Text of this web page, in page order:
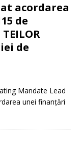
acordarea
de
de
Mandate Lead
unei finanțări